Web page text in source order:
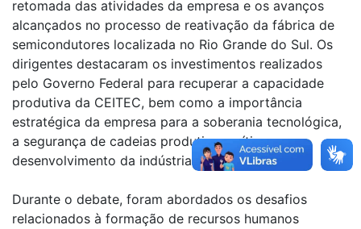
retomada das atividades da empresa e os avanços
alcançados no processo de reativação da fábrica de
semicondutores localizada no Rio Grande do Sul. Os
dirigentes destacaram os investimentos realizados
pelo Governo Federal para recuperar a capacidade
produtiva da CEITEC, bem como a importância
estratégica da empresa para a soberania tecnológica,
a segurança de cadeias produtivas críticas e o
desenvolvimento da indústria nacional.
Durante o debate, foram abordados os desafios
relacionados à formação de recursos humanos